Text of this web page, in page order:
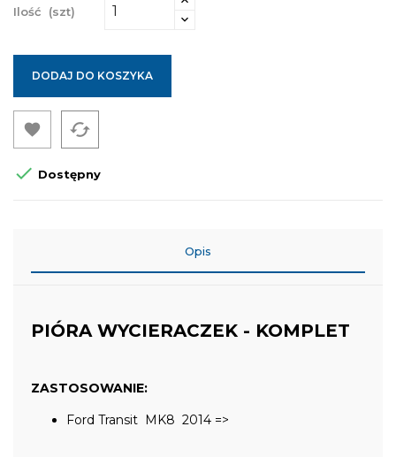
Ilość (szt)
DODAJ DO KOSZYKA
 cached
 Dostępny
Opis
PIÓRA WYCIERACZEK - KOMPLET
ZASTOSOWANIE:
Ford Transit MK8 2014 =>